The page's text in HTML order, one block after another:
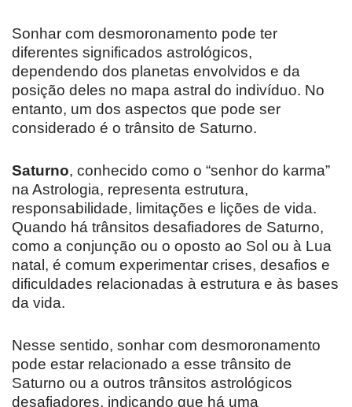
Sonhar com desmoronamento pode ter
diferentes significados astrológicos,
dependendo dos planetas envolvidos e da
posição deles no mapa astral do indivíduo. No
entanto, um dos aspectos que pode ser
considerado é o trânsito de Saturno.
Saturno, conhecido como o “senhor do karma”
na Astrologia, representa estrutura,
responsabilidade, limitações e lições de vida.
Quando há trânsitos desafiadores de Saturno,
como a conjunção ou o oposto ao Sol ou à Lua
natal, é comum experimentar crises, desafios e
dificuldades relacionadas à estrutura e às bases
da vida.
Nesse sentido, sonhar com desmoronamento
pode estar relacionado a esse trânsito de
Saturno ou a outros trânsitos astrológicos
desafiadores, indicando que há uma